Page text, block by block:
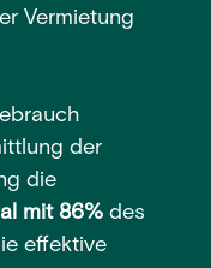
Vermietung
der
die
mit 86% des
effektive